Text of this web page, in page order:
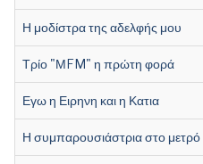
Η μοδίστρα της αδελφής μου
Τρίο "ΜFM" η πρώτη φορά
Εγω η Ειρηνη και η Κατια
Η συμπαρουσιάστρια στο μετρό